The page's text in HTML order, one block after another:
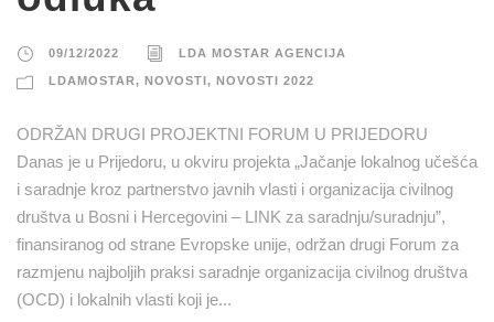
09/12/2022 LDA MOSTAR AGENCIJA
LDAMOSTAR, NOVOSTI, NOVOSTI 2022
ODRŽAN DRUGI PROJEKTNI FORUM U PRIJEDORU
Danas je u Prijedoru, u okviru projekta „Jačanje lokalnog učešća
i saradnje kroz partnerstvo javnih vlasti i organizacija civilnog
društva u Bosni i Hercegovini – LINK za saradnju/suradnju”,
finansiranog od strane Evropske unije, održan drugi Forum za
razmjenu najboljih praksi saradnje organizacija civilnog društva
(OCD) i lokalnih vlasti koji je...